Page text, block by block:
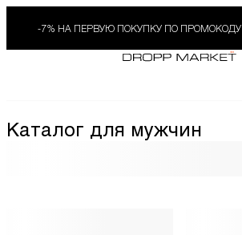
-7% НА ПЕРВУЮ ПОКУПКУ ПО ПРОМОКОДУ
Каталог для мужчин